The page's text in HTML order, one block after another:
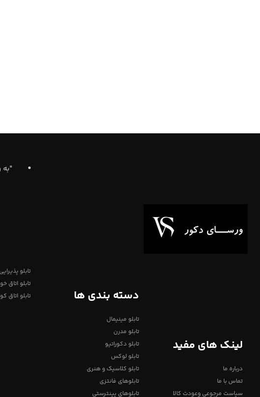
لینک های مفید
درباره ما
تماس با ما
سیاست مرجوعی وعودت کالا
دسته بندی ها
تابلو مینیمال
تابلو مدرن
تابلو دکوراتیو
تابلو لوکس
تابلو کلاسیک و هنری
تابلوهای فانتزی
تابلوهای پینترستی
تابلو
تابلو اتاق
تابلو اتاق